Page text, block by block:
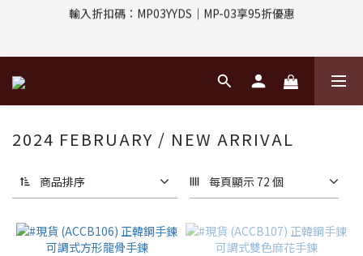
評價回饋｜訂單完成後7天內填寫5字以上評價，即可獲得$30購物
輸入折扣碼：MP03YYDS｜MP-03享95折優惠
指定付款方式｜即享2%回饋(信用卡、APPLE PAY、LINE PAY)
評價回饋｜訂單完成後7天內填寫5字以上評價，即可獲得$30購物
2024 FEBRUARY / NEW ARRIVAL
商品排序 每頁顯示 72 個